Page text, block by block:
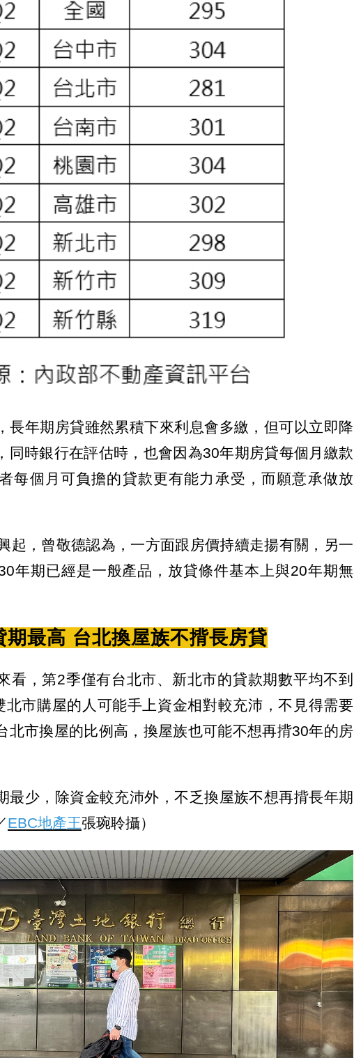
長年期房貸雖然累積下來利息會多繳，但可以立即降
同時銀行在評估時，也會因為30年期房貸每個月繳款
每個月可負擔的貸款更有能力承受，而願意承做放
起，曾敬德認為，一方面跟房價持續走揚有關，另一
年期已經是一般產品，放貸條件基本上與20年期無
期最高 台北換屋族不揹長房貸
看，第2季僅有台北市、新北市的貸款期數平均不到
北市購屋的人可能手上資金相對較充沛，不見得需要
北市換屋的比例高，換屋族也可能不想再揹30年的房
最少，除資金較充沛外，不乏換屋族不想再揹長年期
EBC地產王張琬聆攝）